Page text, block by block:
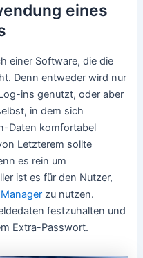
eines
einer Software, die die
Denn entweder wird nur
ins genutzt, oder aber
in dem sich
Daten komfortabel
Letzterem sollte
es rein um
ist es für den Nutzer,
zu nutzen.
festzuhalten und
Extra-Passwort.